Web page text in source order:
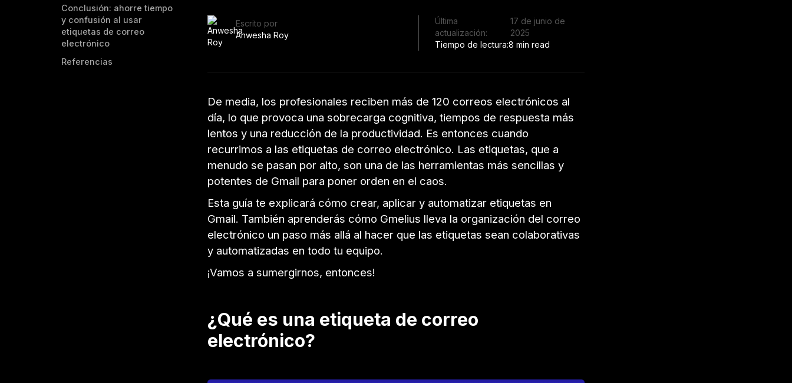
Conclusión: ahorre tiempo
y confusión al usar
etiquetas de correo
electrónico
Referencias
Escrito por
Anwesha Roy
Última
actualización:
17 de junio de
2025
Tiempo de lectura:8 min read
De media, los profesionales reciben más de 120 correos electrónicos al
día, lo que provoca una sobrecarga cognitiva, tiempos de respuesta más
lentos y una reducción de la productividad. Es entonces cuando
recurrimos a las etiquetas de correo electrónico. Las etiquetas, que a
menudo se pasan por alto, son una de las herramientas más sencillas y
potentes de Gmail para poner orden en el caos.
Esta guía te explicará cómo crear, aplicar y automatizar etiquetas en
Gmail. También aprenderás cómo Gmelius lleva la organización del correo
electrónico un paso más allá al hacer que las etiquetas sean colaborativas
y automatizadas en todo tu equipo.
¡Vamos a sumergirnos, entonces!
¿Qué es una etiqueta de correo
electrónico?